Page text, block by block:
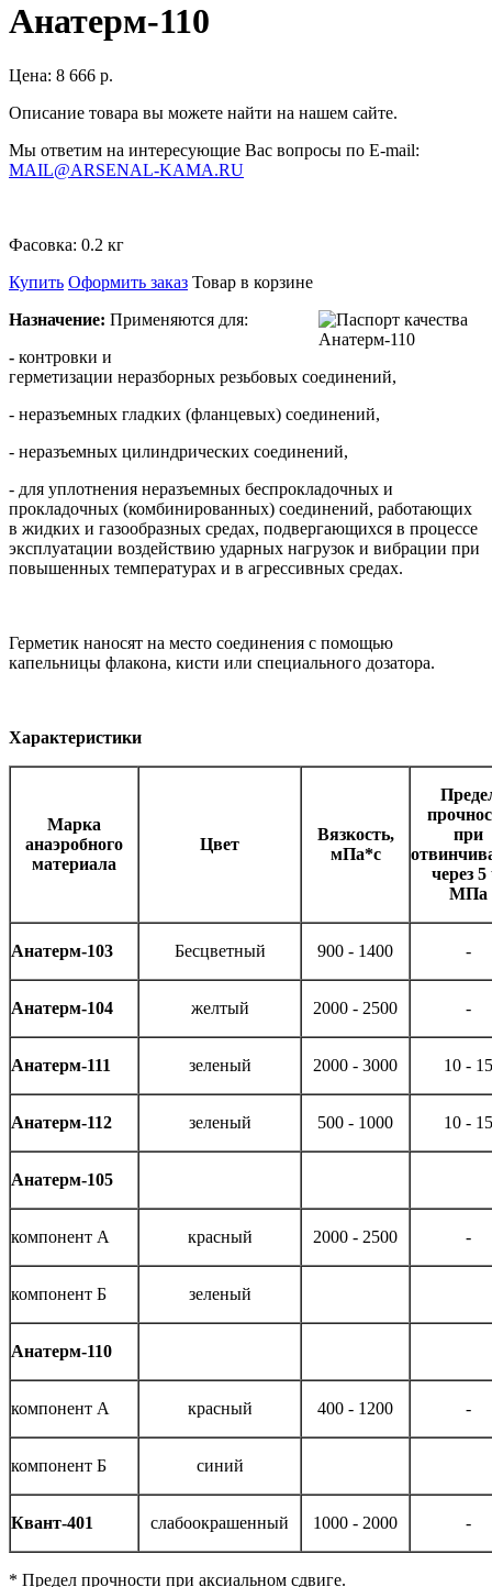
Анатерм-110
Цена: 8 666 р.
Описание товара вы можете найти на нашем сайте.
Мы ответим на интересующие Вас вопросы по E-mail:
MAIL@ARSENAL-KAMA.RU
Фасовка: 0.2 кг
Купить Оформить заказ Товар в корзине
Назначение: Применяются для:
- контровки и
герметизации неразборных резьбовых соединений,
- неразъемных гладких (фланцевых) соединений,
- неразъемных цилиндрических соединений,
- для уплотнения неразъемных беспрокладочных и
прокладочных (комбинированных) соединений, работающих
в жидких и газообразных средах, подвергающихся в процессе
эксплуатации воздействию ударных нагрузок и вибрации при
повышенных температурах и в агрессивных средах.
Герметик наносят на место соединения с помощью
капельницы флакона, кисти или специального дозатора.
Характеристики
Марка
анаэробного
материала
Цвет
Вязкость,
мПа*с
при
через 5
МПа
Анатерм-103 Бесцветный 900 - 1400 -
Анатерм-104 желтый 2000 - 2500 -
Анатерм-111 зеленый 2000 - 3000 10 - 15
Анатерм-112 зеленый 500 - 1000 10 - 15
Анатерм-105
компонент А красный 2000 - 2500 -
компонент Б зеленый
Анатерм-110
компонент А красный 400 - 1200 -
компонент Б синий
Квант-401 слабоокрашенный 1000 - 2000 -
* Предел прочности при аксиальном сдвиге.